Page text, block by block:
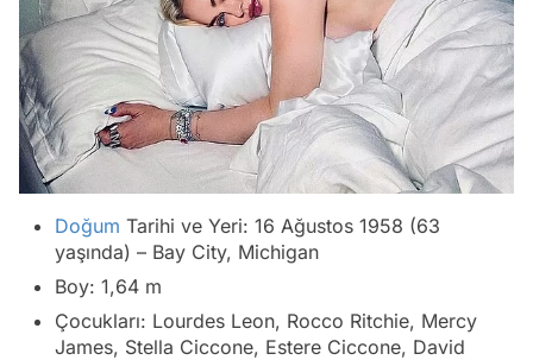
Doğum Tarihi ve Yeri: 16 Ağustos 1958 (63
yaşında) – Bay City, Michigan
Boy: 1,64 m
Çocukları: Lourdes Leon, Rocco Ritchie, Mercy
James, Stella Ciccone, Estere Ciccone, David